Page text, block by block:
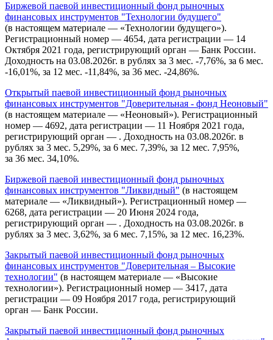
Биржевой паевой инвестиционный фонд рыночных
финансовых инструментов "Технологии будущего"
(в настоящем материале — «Технологии будущего»).
Регистрационный номер — 4654, дата регистрации — 14
Октября 2021 года, регистрирующий орган — Банк России.
Доходность на 03.08.2026г. в рублях за 3 мес. -7,76%, за 6 мес.
-16,01%, за 12 мес. -11,84%, за 36 мес. -24,86%.
Открытый паевой инвестиционный фонд рыночных
финансовых инструментов "Доверительная - фонд Неоновый"
(в настоящем материале — «Неоновый»). Регистрационный
номер — 4692, дата регистрации — 11 Ноября 2021 года,
регистрирующий орган — . Доходность на 03.08.2026г. в
рублях за 3 мес. 5,29%, за 6 мес. 7,39%, за 12 мес. 7,95%,
за 36 мес. 34,10%.
Биржевой паевой инвестиционный фонд рыночных
финансовых инструментов "Ликвидный" (в настоящем
материале — «Ликвидный»). Регистрационный номер —
6268, дата регистрации — 20 Июня 2024 года,
регистрирующий орган — . Доходность на 03.08.2026г. в
рублях за 3 мес. 3,62%, за 6 мес. 7,15%, за 12 мес. 16,23%.
Закрытый паевой инвестиционный фонд рыночных
финансовых инструментов "Доверительная – Высокие
технологии" (в настоящем материале — «Высокие
технологии»). Регистрационный номер — 3417, дата
регистрации — 09 Ноября 2017 года, регистрирующий
орган — Банк России.
Закрытый паевой инвестиционный фонд рыночных